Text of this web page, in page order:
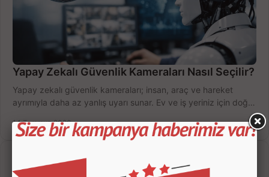
Yapay Zekalı Güvenlik Kameraları Nasıl Seçilir?
Yapay zekalı güvenlik kameraları; insan, araç ve hareket
ayrımıyla daha az yanlış uyarı sunar. Ev ve iş yeriniz için doğru
14 Temmuz 2026